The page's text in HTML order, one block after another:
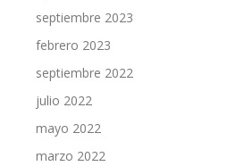
septiembre 2023
febrero 2023
septiembre 2022
julio 2022
mayo 2022
marzo 2022